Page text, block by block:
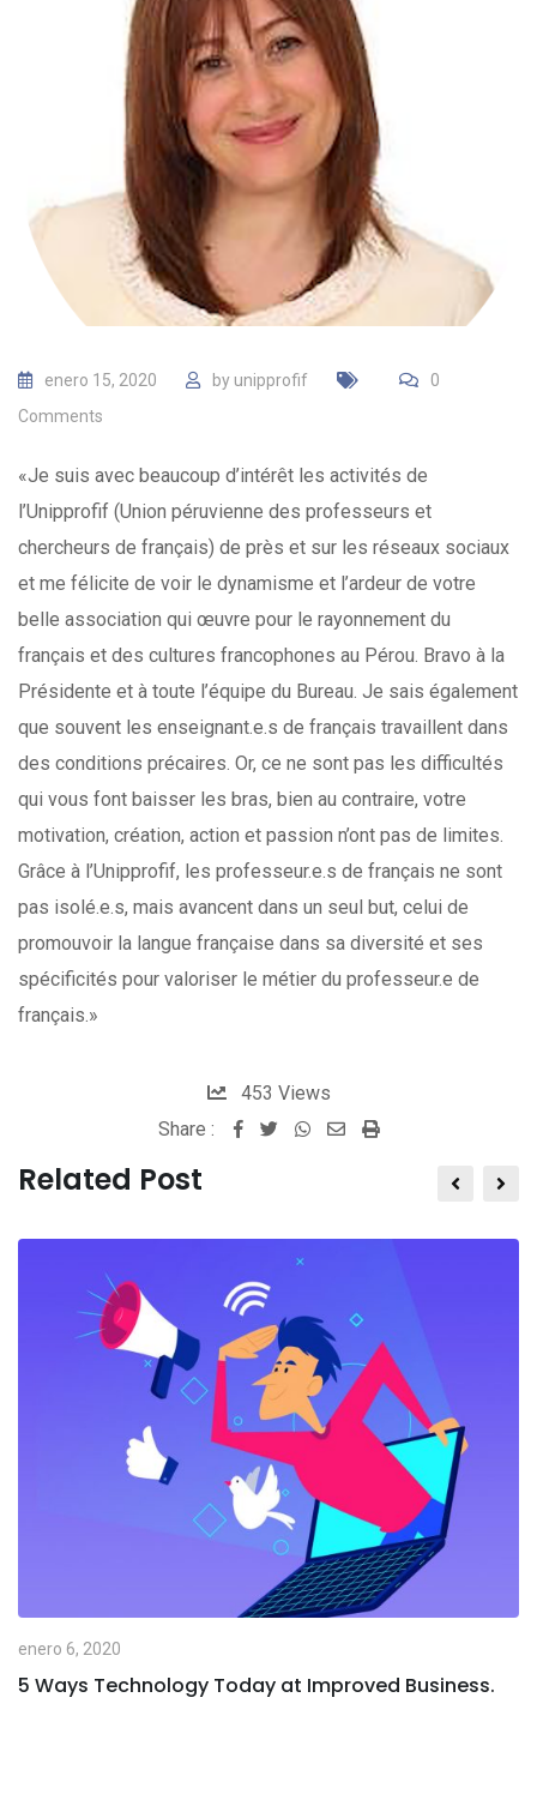
enero 15, 2020 by unipprofif
0
Comments
«Je suis avec beaucoup d’intérêt les activités de
l’Unipprofif (Union péruvienne des professeurs et
chercheurs de français) de près et sur les réseaux sociaux
et me félicite de voir le dynamisme et l’ardeur de votre
belle association qui œuvre pour le rayonnement du
français et des cultures francophones au Pérou. Bravo à la
Présidente et à toute l’équipe du Bureau. Je sais également
que souvent les enseignant.e.s de français travaillent dans
des conditions précaires. Or, ce ne sont pas les difficultés
qui vous font baisser les bras, bien au contraire, votre
motivation, création, action et passion n’ont pas de limites.
Grâce à l’Unipprofif, les professeur.e.s de français ne sont
pas isolé.e.s, mais avancent dans un seul but, celui de
promouvoir la langue française dans sa diversité et ses
spécificités pour valoriser le métier du professeur.e de
français.»
453 Views
Share :
Whatsapp
SharePrint
Related Post
enero 6, 2020
5 Ways Technology Today at Improved Business.